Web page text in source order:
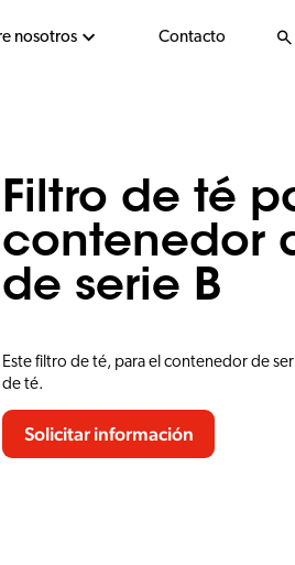
nosotros Contacto
Filtro de té
contenedor
de serie B
Este filtro de té, para el contenedor de
de té.
Solicitar información